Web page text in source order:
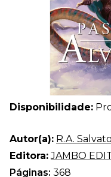
Disponibilidade:
Autor(a): R.A.
Editora: JAMBO
Páginas: 368